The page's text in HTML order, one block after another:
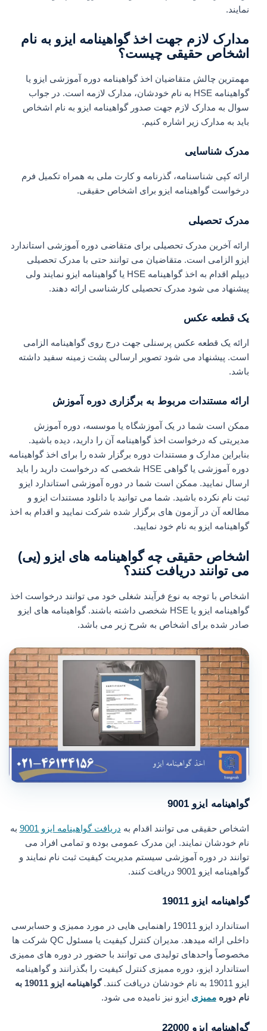
نمایند.
مدارک لازم جهت اخذ گواهینامه ایزو به نام
اشخاص حقیقی چیست؟
مهمترین چالش متقاضیان اخذ گواهینامه دوره آموزشی ایزو یا
گواهینامه HSE به نام خودشان، مدارک لازمه است. در جواب
سوال به مدارک لازم جهت صدور گواهینامه ایزو به نام اشخاص
باید به مدارک زیر اشاره کنیم.
مدرک شناسایی
ارائه کپی شناسنامه، گذرنامه و کارت ملی به همراه تکمیل فرم
درخواست گواهینامه ایزو برای اشخاص حقیقی.
مدرک تحصیلی
ارائه آخرین مدرک تحصیلی برای متقاضی دوره آموزشی استاندارد
ایزو الزامی است. متقاضیان می توانند حتی با مدرک تحصیلی
دیپلم اقدام به اخذ گواهینامه HSE یا گواهینامه ایزو نمایند ولی
پیشنهاد می شود مدرک تحصیلی کارشناسی ارائه دهند.
یک قطعه عکس
ارائه یک قطعه عکس پرسنلی جهت درج روی گواهینامه الزامی
است. پیشنهاد می شود تصویر ارسالی پشت زمینه سفید داشته
باشد.
ارائه مستندات مربوط به برگزاری دوره آموزش
ممکن است شما در یک آموزشگاه یا موسسه، دوره آموزش
مدیریتی که درخواست اخذ گواهینامه آن را دارید، دیده باشید.
بنابراین مدارک و مستندات دوره برگزار شده را برای اخذ گواهینامه
دوره آموزشی یا گواهی HSE شخصی که درخواست دارید را باید
ارسال نمایید. ممکن است شما در دوره آموزشی استاندارد ایزو
ثبت نام نکرده باشید. شما می توانید با دانلود مستندات ایزو و
مطالعه آن در آزمون های برگزار شده شرکت نمایید و اقدام به اخذ
گواهینامه ایزو به نام خود نمایید.
اشخاص حقیقی چه گواهینامه های ایزو (یی)
می توانند دریافت کنند؟
اشخاص با توجه به نوع فرآیند شغلی خود می توانند درخواست اخذ
گواهینامه ایزو یا HSE شخصی داشته باشند. گواهینامه های ایزو
صادر شده برای اشخاص به شرح زیر می باشد.
گواهینامه ایزو 9001
اشخاص حقیقی می توانند اقدام بهدریافت گواهینامه ایزو 9001
به
نام خودشان نمایند. این مدرک عمومی بوده و تمامی افراد می
توانند در دوره آموزشی سیستم مدیریت کیفیت ثبت نام نمایند و
گواهینامه ایزو 9001 دریافت کنند.
گواهینامه ایزو 19011
استاندارد ایزو 19011 راهنمایی هایی در مورد ممیزی و حسابرسی
داخلی ارائه میدهد. مدیران کنترل کیفیت یا مسئول QC شرکت ها
مخصوصاً واحدهای تولیدی می توانند با حضور در دوره های ممیزی
استاندارد ایزو، دوره ممیزی کنترل کیفیت را بگذرانند و گواهینامه
ایزو 19011 به نام خودشان دریافت کنند.
گواهینامه ایزو 19011 به
نام دورهممیزیایزو نیز نامیده می شود.
گواهینامه ایزو 22000